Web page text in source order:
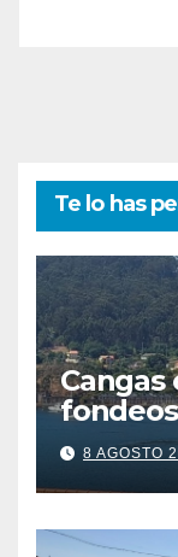
Te lo has
Cangas
últimos
8 AGOSTO